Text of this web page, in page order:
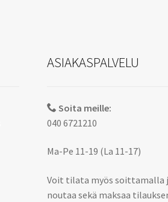
ASIAKASPALVELU
Soita meille:
040 6721210
Ma-Pe 11-19 (La 11-17)
Voit tilata myös soittamalla
noutaa sekä maksaa